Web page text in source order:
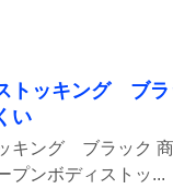
ストッキング
い
キング ブラック
プンボディストッ...